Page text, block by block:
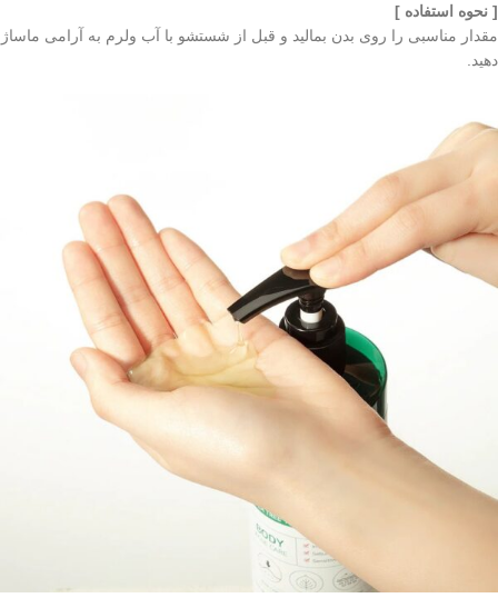
[ نحوه استفاده ]
مقدار مناسبی را روی بدن بمالید و قبل از شستشو با آب ولرم به آرامی ماساژ
دهید.